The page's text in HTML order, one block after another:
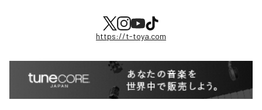
https://t-toya.com